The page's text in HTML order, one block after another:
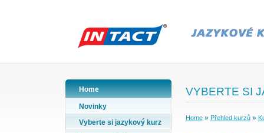
Home
Novinky
Vyberte si jazykový kurz
VYBERTE SI
Home» Přehled kurzů»